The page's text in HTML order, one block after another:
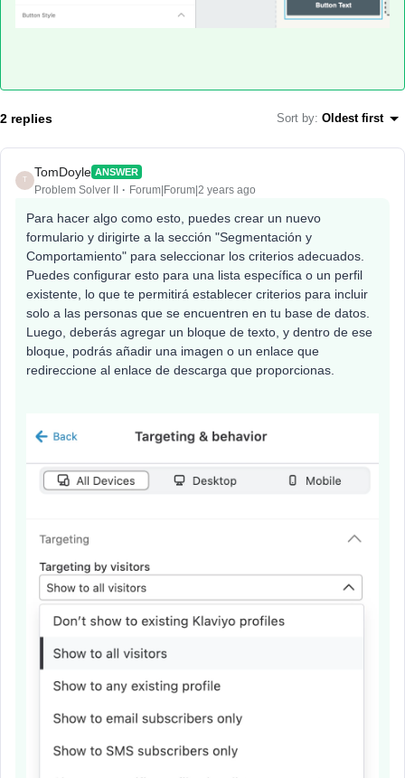
2 replies Sort by: Oldest first
T
TomDoyle ANSWER
Problem Solver II Forum|Forum|2 years ago
Para hacer algo como esto, puedes crear un nuevo
formulario y dirigirte a la sección "Segmentación y
Comportamiento" para seleccionar los criterios adecuados.
Puedes configurar esto para una lista específica o un perfil
existente, lo que te permitirá establecer criterios para incluir
solo a las personas que se encuentren en tu base de datos.
Luego, deberás agregar un bloque de texto, y dentro de ese
bloque, podrás añadir una imagen o un enlace que
redireccione al enlace de descarga que proporcionas.